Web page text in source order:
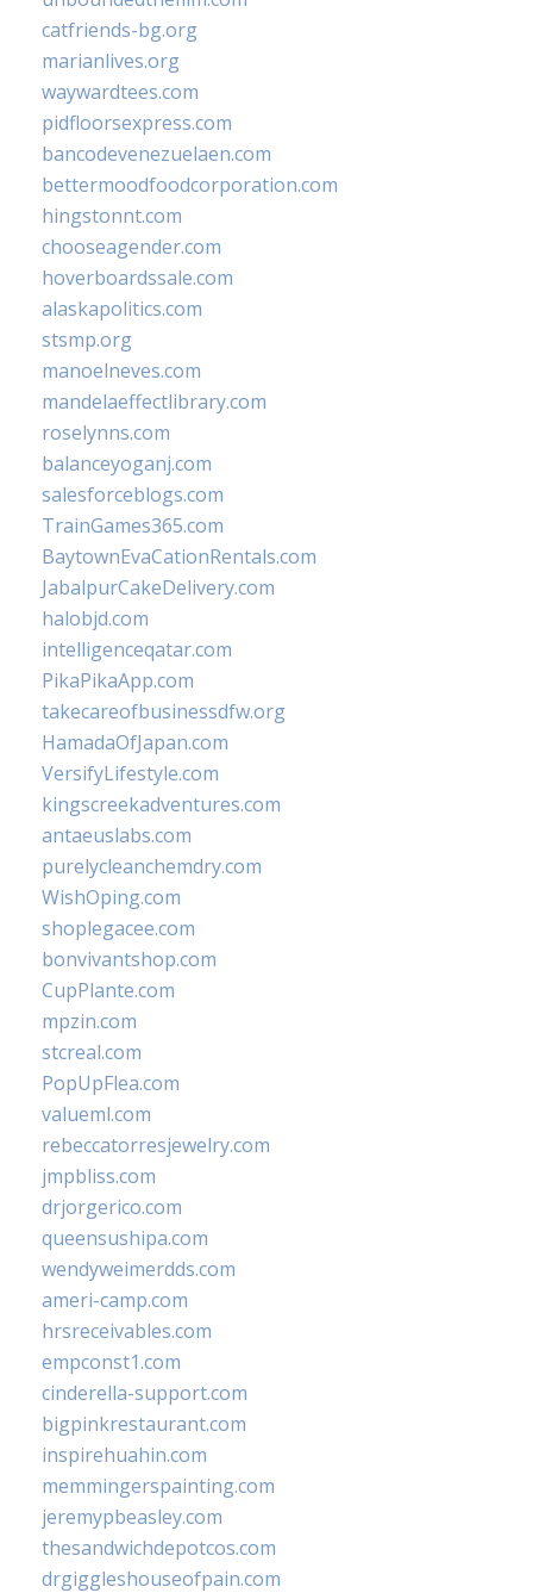
catfriends-bg.org
marianlives.org
waywardtees.com
pidfloorsexpress.com
bancodevenezuelaen.com
bettermoodfoodcorporation.com
hingstonnt.com
chooseagender.com
hoverboardssale.com
alaskapolitics.com
stsmp.org
manoelneves.com
mandelaeffectlibrary.com
roselynns.com
balanceyoganj.com
salesforceblogs.com
TrainGames365.com
BaytownEvaCationRentals.com
JabalpurCakeDelivery.com
halobjd.com
intelligenceqatar.com
PikaPikaApp.com
takecareofbusinessdfw.org
HamadaOfJapan.com
VersifyLifestyle.com
kingscreekadventures.com
antaeuslabs.com
purelycleanchemdry.com
WishOping.com
shoplegacee.com
bonvivantshop.com
CupPlante.com
mpzin.com
stcreal.com
PopUpFlea.com
valueml.com
rebeccatorresjewelry.com
jmpbliss.com
drjorgerico.com
queensushipa.com
wendyweimerdds.com
ameri-camp.com
hrsreceivables.com
empconst1.com
cinderella-support.com
bigpinkrestaurant.com
inspirehuahin.com
memmingerspainting.com
jeremypbeasley.com
thesandwichdepotcos.com
drgiggleshouseofpain.com